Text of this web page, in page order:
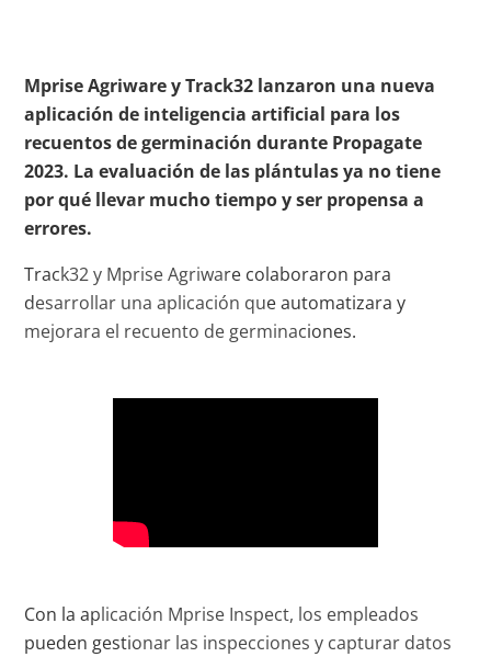
Mprise Agriware y Track32 lanzaron una nueva
aplicación de inteligencia artificial para los
recuentos de germinación durante Propagate
2023. La evaluación de las plántulas ya no tiene
por qué llevar mucho tiempo y ser propensa a
errores.
Track32 y Mprise Agriware colaboraron para
desarrollar una aplicación que automatizara y
mejorara el recuento de germinaciones.
Con la aplicación Mprise Inspect, los empleados
pueden gestionar las inspecciones y capturar datos